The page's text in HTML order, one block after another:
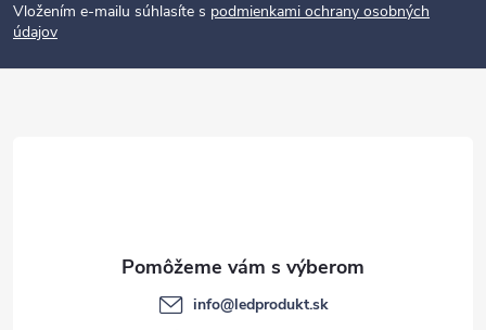
t
Vložením e-mailu súhlasíte s podmienkami ochrany osobných
údajov
info@ledprodukt.sk